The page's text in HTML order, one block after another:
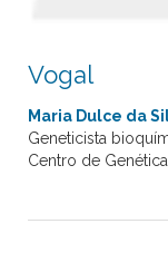
Vogal
Maria Dulce da
Geneticista
Centro de